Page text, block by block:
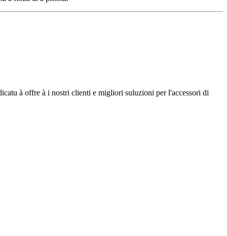
à offre à i nostri clienti e migliori suluzioni per l'accessori di